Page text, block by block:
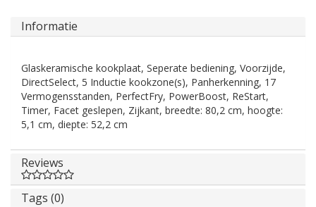
Informatie
Glaskeramische kookplaat, Seperate bediening, Voorzijde,
DirectSelect, 5 Inductie kookzone(s), Panherkenning, 17
Vermogensstanden, PerfectFry, PowerBoost, ReStart,
Timer, Facet geslepen, Zijkant, breedte: 80,2 cm, hoogte:
5,1 cm, diepte: 52,2 cm
Reviews
Tags (0)